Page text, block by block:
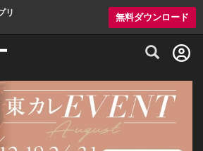
リ 無料ダウンロード
グルメ情報・プレミアムレストラン予約